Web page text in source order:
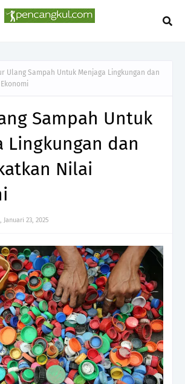
Ulang Sampah Untuk Menjaga Lingkungan dan
Sampah Untuk
Lingkungan dan
Nilai
Januari 23, 2025